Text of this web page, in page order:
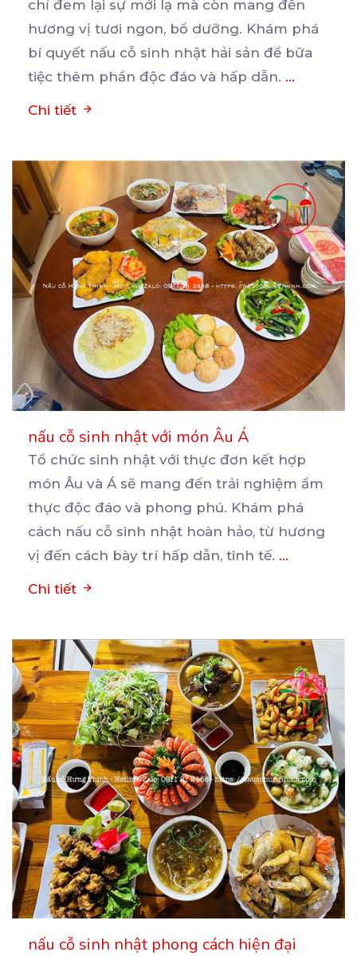
chỉ đem lại sự mới lạ mà còn mang đến
hương vị tươi ngon, bổ dưỡng. Khám phá
bí quyết nấu cỗ sinh nhật hải sản để bữa
tiệc thêm phần độc đáo và hấp dẫn. ...
Chi tiết
nấu cỗ sinh nhật với món Âu Á
Tổ chức sinh nhật với thực đơn kết hợp
món Âu và Á sẽ mang đến trải nghiệm ẩm
thực độc đáo và phong phú. Khám phá
cách nấu cỗ sinh nhật hoàn hảo, từ hương
vị đến cách bày trí hấp dẫn, tinh tế. ...
Chi tiết
nấu cỗ sinh nhật phong cách hiện đại